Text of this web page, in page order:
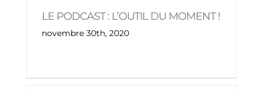
LE PODCAST : L’OUTIL DU MOMENT !
novembre 30th, 2020